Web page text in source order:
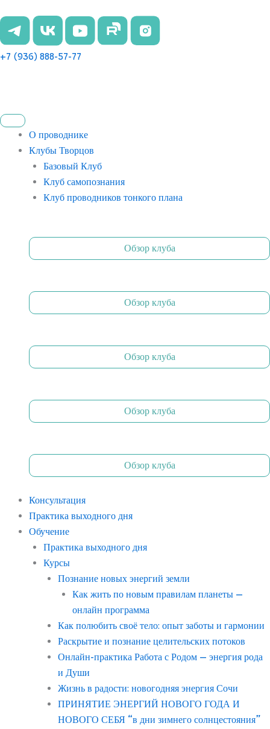
к
содержимому
+7 (936) 888-57-77
О проводнике
Клубы Творцов
Базовый Клуб
Клуб самопознания
Клуб проводников тонкого плана
Обзор клуба
Обзор клуба
Обзор клуба
Обзор клуба
Обзор клуба
Консультация
Практика выходного дня
Обучение
Практика выходного дня
Курсы
Познание новых энергий земли
Как жить по новым правилам планеты —
онлайн программа
Как полюбить своё тело: опыт заботы и гармонии
Раскрытие и познание целительских потоков
Онлайн-практика Работа с Родом — энергия рода
и Души
Жизнь в радости: новогодняя энергия Сочи
ПРИНЯТИЕ ЭНЕРГИЙ НОВОГО ГОДА И
НОВОГО СЕБЯ “в дни зимнего солнцестояния”